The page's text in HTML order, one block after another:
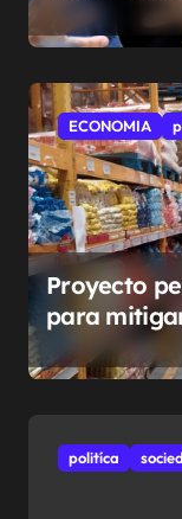
ECONOMIA
Proyecto
para
municipales
politíca